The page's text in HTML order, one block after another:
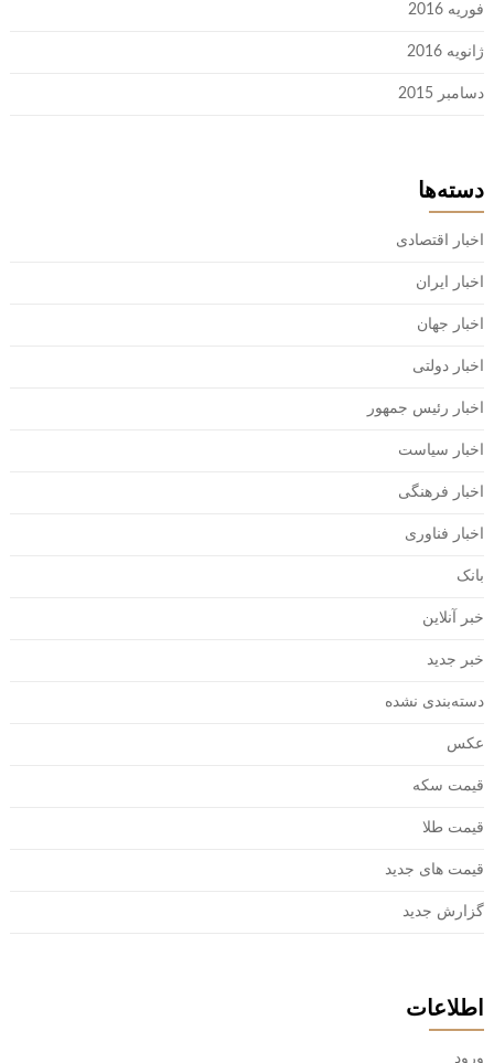
فوریه 2016
ژانویه 2016
دسامبر 2015
دسته‌ها
اخبار اقتصادی
اخبار ایران
اخبار جهان
اخبار دولتی
اخبار رئیس جمهور
اخبار سیاست
اخبار فرهنگی
اخبار فناوری
بانک
خبر آنلاین
خبر جدید
دسته‌بندی نشده
عکس
قیمت سکه
قیمت طلا
قیمت های جدید
گزارش جدید
اطلاعات
ورود